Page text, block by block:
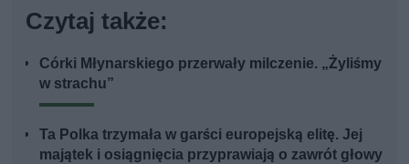
Czytaj także:
Córki Młynarskiego przerwały milczenie. „Żyliśmy
w strachu”
Ta Polka trzymała w garści europejską elitę. Jej
majątek i osiągnięcia przyprawiają o zawrót głowy